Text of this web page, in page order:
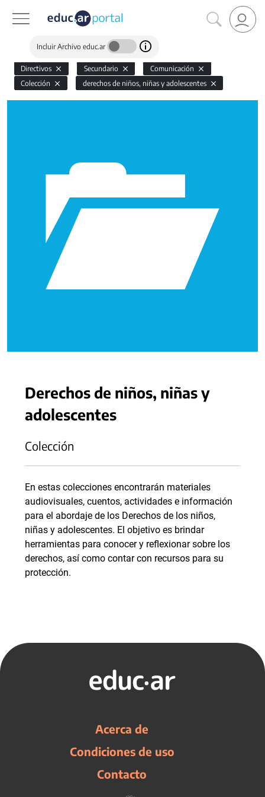
Incluir Archivo educ.ar
Directivos Secundario
Comunicación
Colección
derechos de niños, niñas y adolescentes
Derechos de niños, niñas y
adolescentes
Colección
En estas colecciones encontrarán materiales
audiovisuales, cuentos, actividades e información
para el abordaje de los Derechos de los niños,
niñas y adolescentes. El objetivo es brindar
herramientas para conocer y reflexionar sobre los
derechos, así como contar con recursos para su
protección.
Acerca de
Condiciones de uso
Contacto